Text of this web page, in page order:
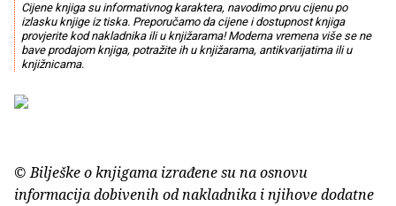
Cijene knjiga su informativnog karaktera, navodimo prvu cijenu po
izlasku knjige iz tiska. Preporučamo da cijene i dostupnost knjiga
provjerite kod nakladnika ili u knjižarama! Moderna vremena više se ne
bave prodajom knjiga, potražite ih u knjižarama, antikvarijatima ili u
knjižnicama.
© Bilješke o knjigama izrađene su na osnovu
informacija dobivenih od nakladnika i njihove dodatne